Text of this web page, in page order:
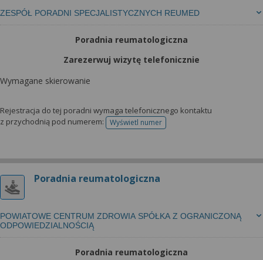
ZESPÓŁ PORADNI SPECJALISTYCZNYCH REUMED
Poradnia reumatologiczna
Zarezerwuj wizytę telefonicznie
Wymagane skierowanie
Rejestracja do tej poradni wymaga telefonicznego kontaktu
z przychodnią pod numerem:
Wyświetl numertelefonu do rejestracji
Poradnia reumatologiczna
POWIATOWE CENTRUM ZDROWIA SPÓŁKA Z OGRANICZONĄ
ODPOWIEDZIALNOŚCIĄ
Poradnia reumatologiczna